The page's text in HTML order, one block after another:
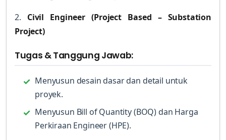
2. Civil Engineer (Project Based – Substation
Project)
Tugas & Tanggung Jawab:
Menyusun desain dasar dan detail untuk
proyek.
Menyusun Bill of Quantity (BOQ) dan Harga
Perkiraan Engineer (HPE).